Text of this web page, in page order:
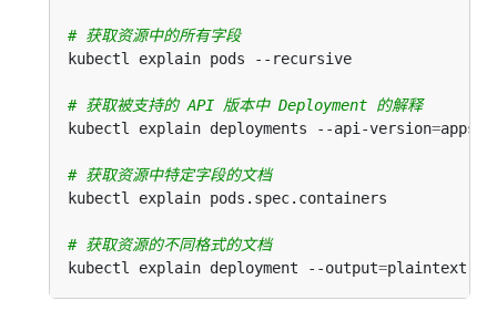
# 获取资源中的所有字段
# 获取被支持的 API 版本中 Deployment 的解释
kubectl explain deployments --api-version=
# 获取资源中特定字段的文档
# 获取资源的不同格式的文档
kubectl explain deployment --output=